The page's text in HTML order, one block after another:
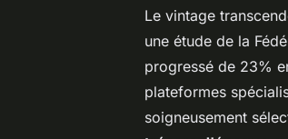
et vêtements
des
Le vintage
une étude de la
progressé de 23%
plateformes
soigneusement